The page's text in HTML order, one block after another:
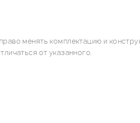
менять комплектацию и
от указанного.